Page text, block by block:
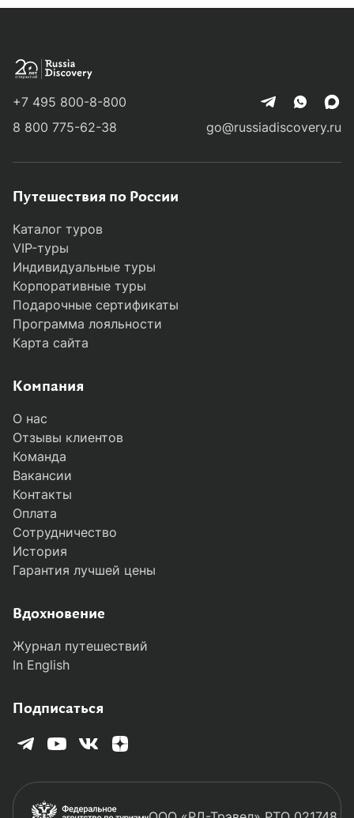
За полярным кругом: что скрывает Новая Земля
+7 495 800-8-800
8 800 775-62-38
go@russiadiscovery.ru
Путешествия по России
Каталог туров
VIP-туры
Индивидуальные туры
Корпоративные туры
Подарочные сертификаты
Программа лояльности
Карта сайта
Компания
О нас
Отзывы клиентов
Команда
Вакансии
Контакты
Оплата
Сотрудничество
История
Гарантия лучшей цены
Вдохновение
Журнал путешествий
In English
Подписаться